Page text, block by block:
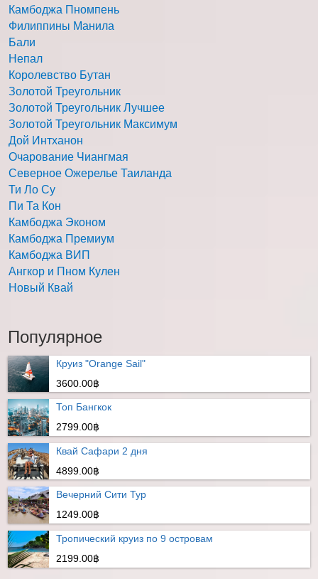
Камбоджа Пномпень
Филиппины Манила
Бали
Непал
Королевство Бутан
Золотой Треугольник
Золотой Треугольник Лучшее
Золотой Треугольник Максимум
Дой Интханон
Очарование Чиангмая
Северное Ожерелье Таиланда
Ти Ло Су
Пи Та Кон
Камбоджа Эконом
Камбоджа Премиум
Камбоджа ВИП
Ангкор и Пном Кулен
Новый Квай
Популярное
Круиз "Orange Sail"
3600.00฿
Топ Бангкок
2799.00฿
Квай Сафари 2 дня
4899.00฿
Вечерний Сити Тур
1249.00฿
Тропический круиз по 9 островам
2199.00฿